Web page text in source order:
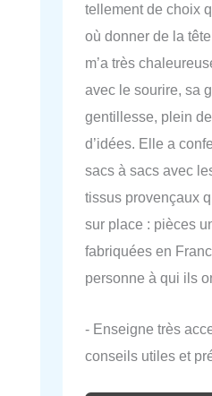
tellement de choix
où donner de la
m’a très
avec le sourire, sa
gentillesse, plein
d’idées. Elle a
sacs à sacs avec
tissus provençaux
sur place : pièces
fabriquées en
personne à qui ils
- Enseigne très
conseils utiles et